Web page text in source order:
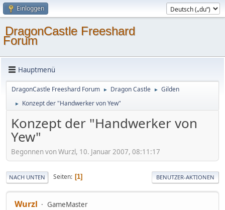
Einloggen
DragonCastle Freeshard
Forum
Hauptmenü
DragonCastle Freeshard Forum ► Dragon Castle ► Gilden
► Konzept der "Handwerker von Yew"
Konzept der "Handwerker von
Yew"
Begonnen von Wurzl, 10. Januar 2007, 08:11:17
NACH UNTEN Seiten 1 BENUTZER-AKTIONEN
Wurzl GameMaster